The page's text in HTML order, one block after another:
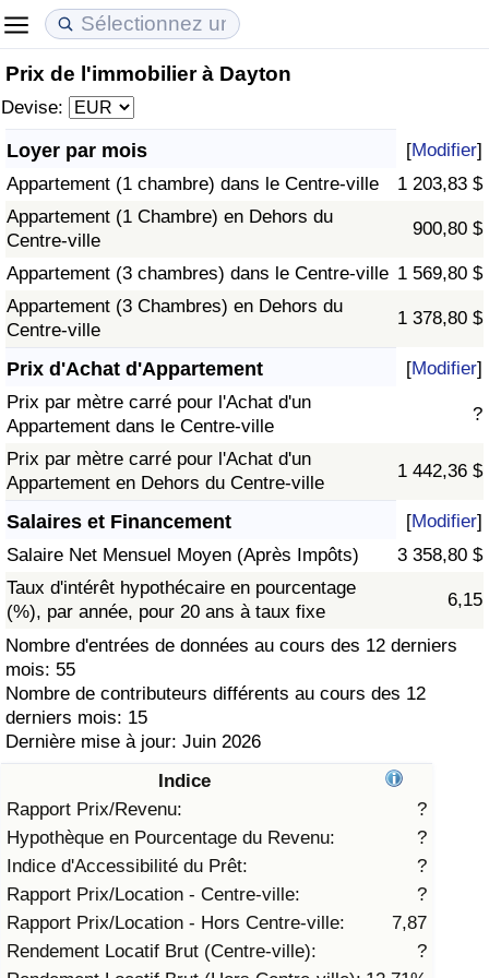
Prix de l'immobilier à Dayton
Devise:
Loyer par mois [Modifier]
Appartement (1 chambre) dans le Centre-ville
1 203,83 $
Appartement (1 Chambre) en Dehors du
Centre-ville
900,80 $
Appartement (3 chambres) dans le Centre-ville 1 569,80 $
Appartement (3 Chambres) en Dehors du
Centre-ville
1 378,80 $
Prix d'Achat d'Appartement [Modifier]
Prix par mètre carré pour l'Achat d'un
Appartement dans le Centre-ville
?
Prix par mètre carré pour l'Achat d'un
Appartement en Dehors du Centre-ville
1 442,36 $
Salaires et Financement [Modifier]
Salaire Net Mensuel Moyen (Après Impôts)
3 358,80 $
Taux d'intérêt hypothécaire en pourcentage
(%), par année, pour 20 ans à taux fixe
6,15
Nombre d'entrées de données au cours des 12 derniers
mois: 55
Nombre de contributeurs différents au cours des 12
derniers mois: 15
Dernière mise à jour: Juin 2026
Indice
Rapport Prix/Revenu:
?
Hypothèque en Pourcentage du Revenu:
?
Indice d'Accessibilité du Prêt:
?
Rapport Prix/Location - Centre-ville:
?
Rapport Prix/Location - Hors Centre-ville:
7,87
Rendement Locatif Brut (Centre-ville):
?
Coût de la vie
Indice du Coût de la Vie (Actuel)
Indice du Coût de la Vie
Indice du coût de la vie par pays
à Akaba
Prix de l'immobilier
Indice des Prix de l'immobilier (Actuel)
Indice des Prix de l'immobilier
Indice des Prix de l'immobilier par Pays
Qualité de Vie
Indice de Qualité de Vie
Indice de Qualité de Vie (Actuel)
Indice de qualité de vie par pays
Criminalité
Indice de Criminalité (Actuel)
Indice de Criminalité
Indice de criminalité par pays
Soins de santé
Indice des soins de santé (Actuel)
Indice des soins de santé
Indice des soins de santé par Pays
Pollution
Indice de Pollution (Actuel)
Indice de pollution
Indice de Pollution par Pays
Trafic